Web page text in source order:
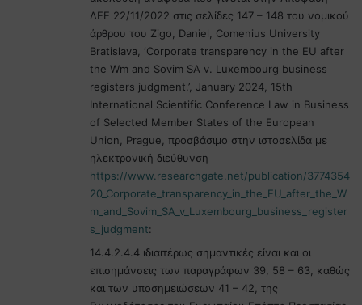
ΔΕΕ 22/11/2022 στις σελίδες 147 – 148 του νομικού
άρθρου του Zigo, Daniel, Comenius University
Bratislava, ‘Corporate transparency in the EU after
the Wm and Sovim SA v. Luxembourg business
registers judgment.’, January 2024, 15th
International Scientific Conference Law in Business
of Selected Member States of the European
Union, Prague, προσβάσιμο στην ιστοσελίδα με
ηλεκτρονική διεύθυνση
https://www.researchgate.net/publication/3774354
20_Corporate_transparency_in_the_EU_after_the_W
m_and_Sovim_SA_v_Luxembourg_business_register
s_judgment:
14.4.2.4.4 ιδιαιτέρως σημαντικές είναι και οι
επισημάνσεις των παραγράφων 39, 58 – 63, καθώς
και των υποσημειώσεων 41 – 42, της